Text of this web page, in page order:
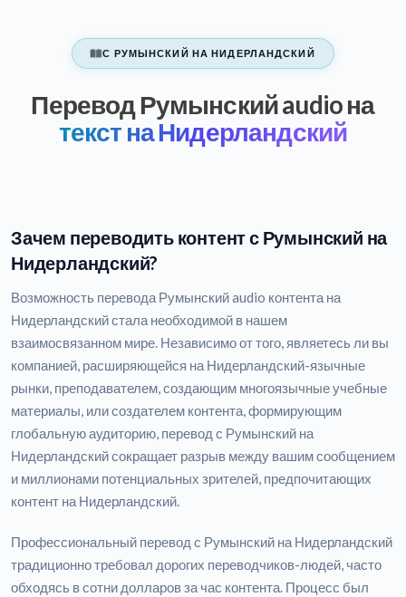
С РУМЫНСКИЙ НА НИДЕРЛАНДСКИЙ
Перевод Румынский audio на
текст на Нидерландский
Зачем переводить контент с Румынский на
Нидерландский?
Возможность перевода Румынский audio контента на
Нидерландский стала необходимой в нашем
взаимосвязанном мире. Независимо от того, являетесь ли вы
компанией, расширяющейся на Нидерландский-язычные
рынки, преподавателем, создающим многоязычные учебные
материалы, или создателем контента, формирующим
глобальную аудиторию, перевод с Румынский на
Нидерландский сокращает разрыв между вашим сообщением
и миллионами потенциальных зрителей, предпочитающих
контент на Нидерландский.
Профессиональный перевод с Румынский на Нидерландский
традиционно требовал дорогих переводчиков-людей, часто
обходясь в сотни долларов за час контента. Процесс был